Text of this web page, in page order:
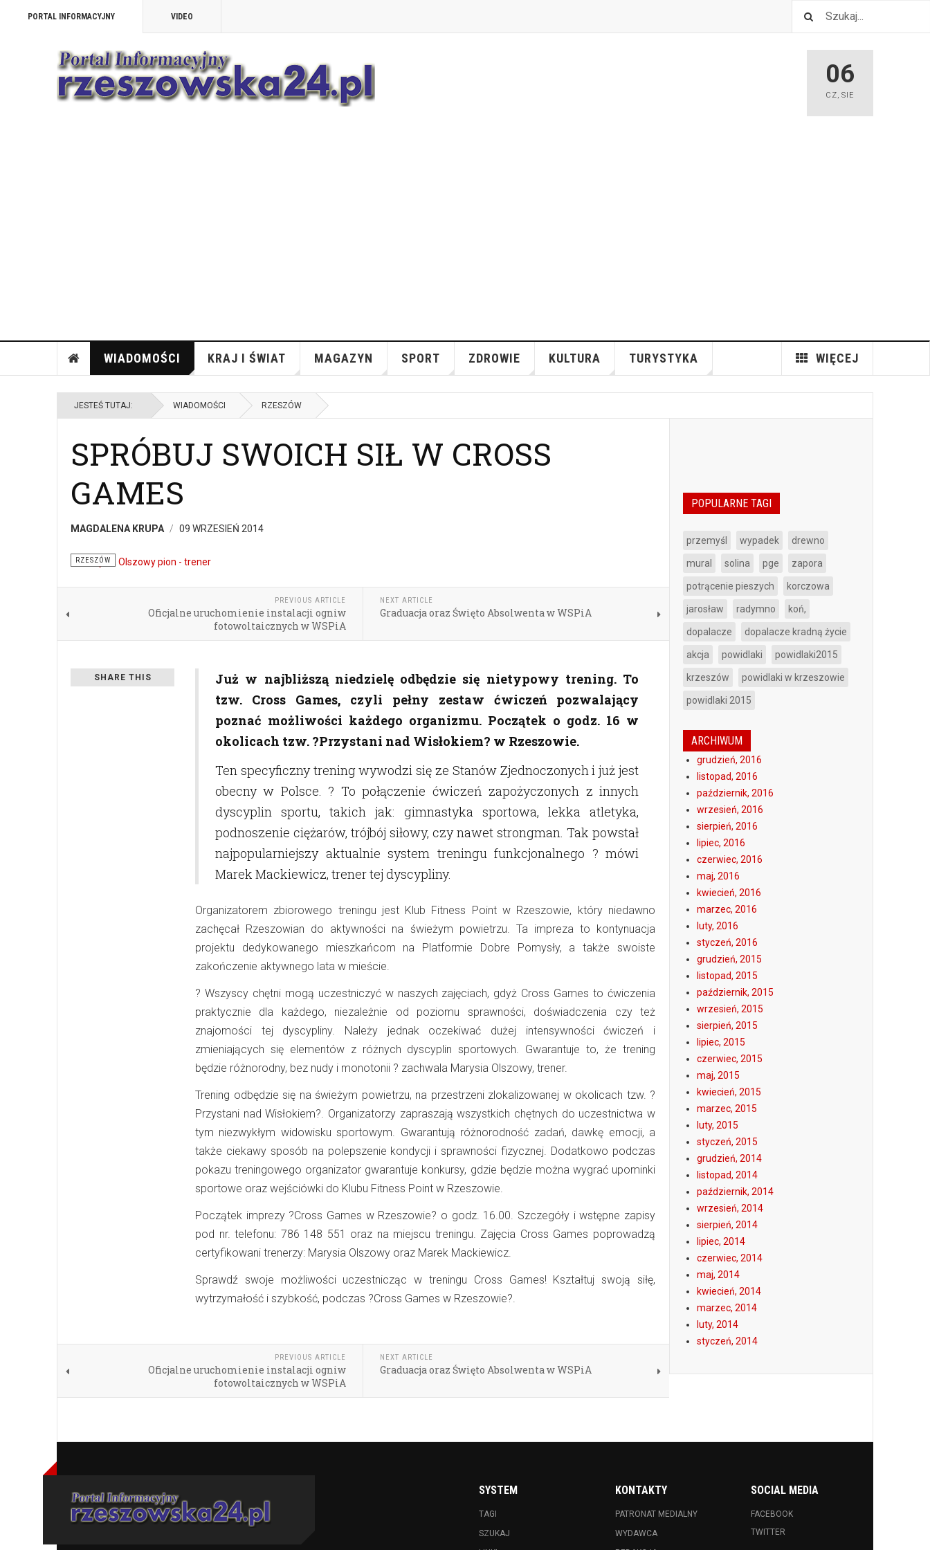
PORTAL INFORMACYJNY VIDEO
06
CZ,SIE
WIADOMOŚCI KRAJ I ŚWIAT MAGAZYN SPORT ZDROWIE KULTURA TURYSTYKA WIĘCEJ
JESTEŚ TUTAJ: WIADOMOŚCI RZESZÓW
SPRÓBUJ SWOICH SIŁ W CROSS
GAMES
MAGDALENA KRUPA 09 WRZESIEŃ 2014
RZESZÓW
PREVIOUS ARTICLE
Oficjalne uruchomienie instalacji ogniw
fotowoltaicznych w WSPiA
NEXT ARTICLE
Graduacja oraz Święto Absolwenta w WSPiA
SHARE THIS
Już w najbliższą niedzielę odbędzie się nietypowy trening. To
tzw. Cross Games, czyli pełny zestaw ćwiczeń pozwalający
poznać możliwości każdego organizmu. Początek o godz. 16 w
okolicach tzw. ?Przystani nad Wisłokiem? w Rzeszowie.
Ten specyficzny trening wywodzi się ze Stanów Zjednoczonych i już jest
obecny w Polsce. ? To połączenie ćwiczeń zapożyczonych z innych
dyscyplin sportu, takich jak: gimnastyka sportowa, lekka atletyka,
podnoszenie ciężarów, trójbój siłowy, czy nawet strongman. Tak powstał
najpopularniejszy aktualnie system treningu funkcjonalnego ? mówi
Marek Mackiewicz, trener tej dyscypliny.
Organizatorem zbiorowego treningu jest Klub Fitness Point w Rzeszowie, który niedawno
zachęcał Rzeszowian do aktywności na świeżym powietrzu. Ta impreza to kontynuacja
projektu dedykowanego mieszkańcom na Platformie Dobre Pomysły, a także swoiste
zakończenie aktywnego lata w mieście.
? Wszyscy chętni mogą uczestniczyć w naszych zajęciach, gdyż Cross Games to ćwiczenia
praktycznie dla każdego, niezależnie od poziomu sprawności, doświadczenia czy też
znajomości tej dyscypliny. Należy jednak oczekiwać dużej intensywności ćwiczeń i
zmieniających się elementów z różnych dyscyplin sportowych. Gwarantuje to, że trening
będzie różnorodny, bez nudy i monotonii ? zachwala Marysia Olszowy, trener.
Trening odbędzie się na świeżym powietrzu, na przestrzeni zlokalizowanej w okolicach tzw. ?
Przystani nad Wisłokiem?. Organizatorzy zapraszają wszystkich chętnych do uczestnictwa w
tym niezwykłym widowisku sportowym. Gwarantują różnorodność zadań, dawkę emocji, a
także ciekawy sposób na polepszenie kondycji i sprawności fizycznej. Dodatkowo podczas
pokazu treningowego organizator gwarantuje konkursy, gdzie będzie można wygrać upominki
sportowe oraz wejściówki do Klubu Fitness Point w Rzeszowie.
Początek imprezy ?Cross Games w Rzeszowie? o godz. 16.00. Szczegóły i wstępne zapisy
pod nr. telefonu: 786 148 551 oraz na miejscu treningu. Zajęcia Cross Games poprowadzą
certyfikowani trenerzy: Marysia Olszowy oraz Marek Mackiewicz.
Sprawdź swoje możliwości uczestnicząc w treningu Cross Games! Kształtuj swoją siłę,
wytrzymałość i szybkość, podczas ?Cross Games w Rzeszowie?.
PREVIOUS ARTICLE
Oficjalne uruchomienie instalacji ogniw
fotowoltaicznych w WSPiA
NEXT ARTICLE
Graduacja oraz Święto Absolwenta w WSPiA
POPULARNE TAGI
przemyśl wypadek drewno
mural solina pge zapora
potrącenie pieszych korczowa
jarosław radymno koń,
dopalacze dopalacze kradną życie
akcja powidlaki powidlaki2015
krzeszów powidlaki w krzeszowie
powidlaki 2015
ARCHIWUM
grudzień, 2016
listopad, 2016
październik, 2016
wrzesień, 2016
sierpień, 2016
lipiec, 2016
czerwiec, 2016
maj, 2016
kwiecień, 2016
marzec, 2016
luty, 2016
styczeń, 2016
grudzień, 2015
listopad, 2015
październik, 2015
wrzesień, 2015
sierpień, 2015
lipiec, 2015
czerwiec, 2015
maj, 2015
kwiecień, 2015
marzec, 2015
luty, 2015
styczeń, 2015
grudzień, 2014
listopad, 2014
październik, 2014
wrzesień, 2014
sierpień, 2014
lipiec, 2014
czerwiec, 2014
maj, 2014
kwiecień, 2014
marzec, 2014
luty, 2014
styczeń, 2014
SYSTEM
TAGI
SZUKAJ
KONTAKTY
PATRONAT MEDIALNY
WYDAWCA
SOCIAL MEDIA
FACEBOOK
TWITTER